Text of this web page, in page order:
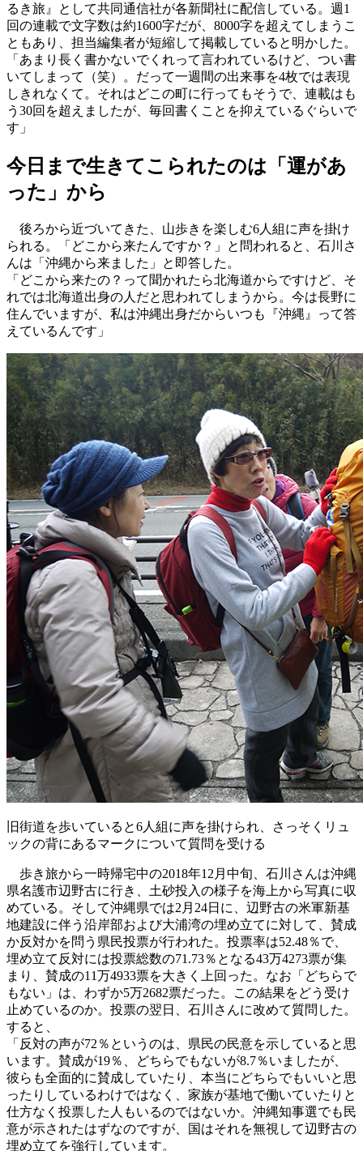
るき旅』として共同通信社が各新聞社に配信している。週1
回の連載で文字数は約1600字だが、8000字を超えてしまうこ
ともあり、担当編集者が短縮して掲載していると明かした。
「あまり長く書かないでくれって言われているけど、つい書
いてしまって（笑）。だって一週間の出来事を4枚では表現
しきれなくて。それはどこの町に行ってもそうで、連載はも
う30回を超えましたが、毎回書くことを抑えているぐらいで
す」
今日まで生きてこられたのは「運があ
った」から
後ろから近づいてきた、山歩きを楽しむ6人組に声を掛け
られる。「どこから来たんですか？」と問われると、石川さ
んは「沖縄から来ました」と即答した。
「どこから来たの？って聞かれたら北海道からですけど、そ
れでは北海道出身の人だと思われてしまうから。今は長野に
住んでいますが、私は沖縄出身だからいつも『沖縄』って答
えているんです」
旧街道を歩いていると6人組に声を掛けられ、さっそくリュ
ックの背にあるマークについて質問を受ける
歩き旅から一時帰宅中の2018年12月中旬、石川さんは沖縄
県名護市辺野古に行き、土砂投入の様子を海上から写真に収
めている。そして沖縄県では2月24日に、辺野古の米軍新基
地建設に伴う沿岸部および大浦湾の埋め立てに対して、賛成
か反対かを問う県民投票が行われた。投票率は52.48％で、
埋め立て反対には投票総数の71.73％となる43万4273票が集
まり、賛成の11万4933票を大きく上回った。なお「どちらで
もない」は、わずか5万2682票だった。この結果をどう受け
止めているのか。投票の翌日、石川さんに改めて質問した。
すると、
「反対の声が72％というのは、県民の民意を示していると思
います。賛成が19％、どちらでもないが8.7％いましたが、
彼らも全面的に賛成していたり、本当にどちらでもいいと思
ったりしているわけではなく、家族が基地で働いていたりと
仕方なく投票した人もいるのではないか。沖縄知事選でも民
意が示されたはずなのですが、国はそれを無視して辺野古の
埋め立てを強行しています。